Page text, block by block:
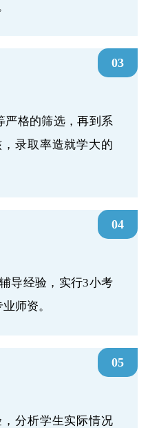
03
严格的筛选，再到系
录取率造就学大的
04
导经验，实行3小考
师资。
05
分析学生实际情况